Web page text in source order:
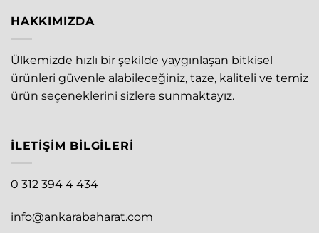
HAKKIMIZDA
Ülkemizde hızlı bir şekilde yaygınlaşan bitkisel
ürünleri güvenle alabileceğiniz, taze, kaliteli ve temiz
ürün seçeneklerini sizlere sunmaktayız.
İLETIŞIM BILGILERI
0 312 394 4 434
info@ankarabaharat.com